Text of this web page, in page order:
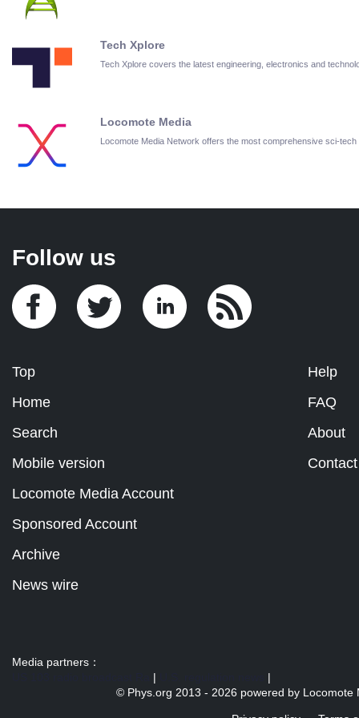
Tech Xplore
Tech Xplore covers the latest engineering, electronics and
Locomote Media
Locomote Media Network offers the most comprehensive sci-
Follow us
Top
Home
Search
Mobile version
Help
FAQ
About
Contact
Locomote Media Account
Sponsored Account
Archive
News wire
Media partners：
|
|
© Phys.org 2013 - 2026 powered by Locomote